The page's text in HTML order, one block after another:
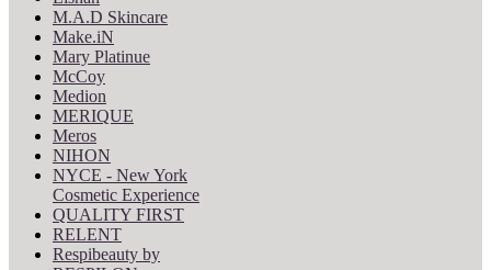
M.A.D Skincare
Make.iN
Mary Platinue
McCoy
Medion
MERIQUE
Meros
NIHON
NYCE - New York
Cosmetic Experience
QUALITY FIRST
RELENT
Respibeauty by